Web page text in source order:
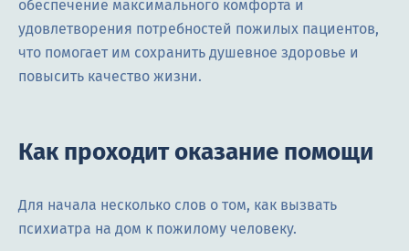
обеспечение максимального комфорта и
удовлетворения потребностей пожилых пациентов,
что помогает им сохранить душевное здоровье и
повысить качество жизни.
Как проходит оказание помощи
Для начала несколько слов о том, как вызвать
психиатра на дом к пожилому человеку.